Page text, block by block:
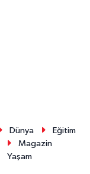
Dünya
Eğitim
Magazin
Yaşam